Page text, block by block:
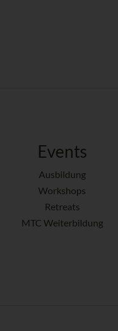
Events
Ausbildung
Workshops
Retreats
MTC Weiterbildung